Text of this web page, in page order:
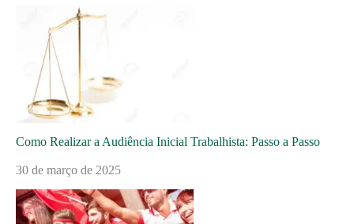
Como Realizar a Audiência Inicial Trabalhista: Passo a Passo
30 de março de 2025